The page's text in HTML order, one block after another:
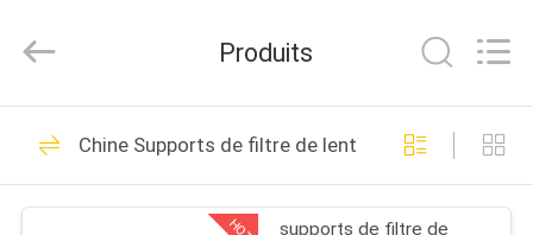
MAISON
PRODUITS
Technology
Reserved.
Filtres d'objectif de
24
Produits
Chine Supports de filtre de lentille
supports de filtre de